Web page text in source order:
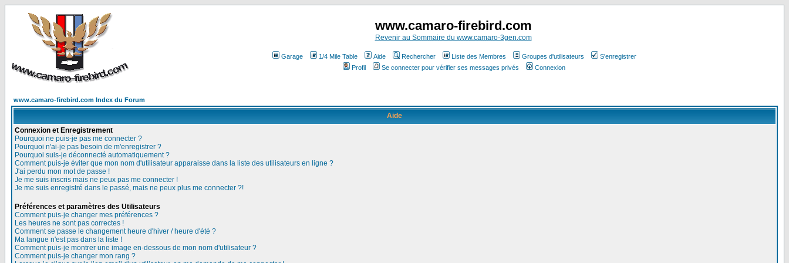
www.camaro-firebird.com
Revenir au Sommaire du www.camaro-3gen.com
Garage 1/4 Mile Table Aide Rechercher Liste des Membres Groupes d'utilisateurs
S'enregistrer
Profil
Se connecter pour vérifier ses messages privés Connexion
www.camaro-firebird.com Index du Forum
Aide
Connexion et Enregistrement
Pourquoi ne puis-je pas me connecter ?
Pourquoi n'ai-je pas besoin de m'enregistrer ?
Pourquoi suis-je déconnecté automatiquement ?
Comment puis-je éviter que mon nom d'utilisateur apparaisse dans la liste des utilisateurs en ligne ?
J'ai perdu mon mot de passe !
Je me suis inscris mais ne peux pas me connecter !
Je me suis enregistré dans le passé, mais ne peux plus me connecter ?!
Préférences et paramètres des Utilisateurs
Comment puis-je changer mes préférences ?
Les heures ne sont pas correctes !
Comment se passe le changement heure d'hiver / heure d'été ?
Ma langue n'est pas dans la liste !
Comment puis-je montrer une image en-dessous de mon nom d'utilisateur ?
Comment puis-je changer mon rang ?